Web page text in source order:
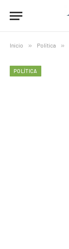
Inicio » Política »
POLÍTICA